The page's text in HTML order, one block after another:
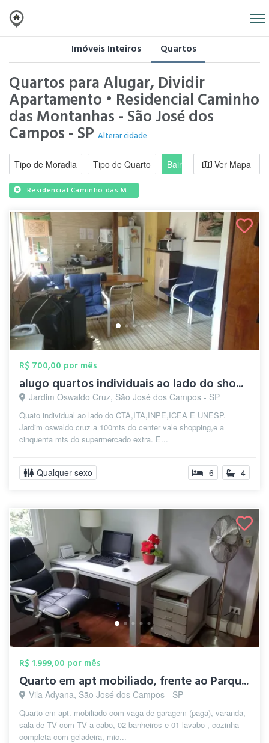
Imóveis Inteiros Quartos
Quartos para Alugar, Dividir
Apartamento • Residencial Caminho
das Montanhas - São José dos
Campos - SP Alterar cidade
Tipo de Moradia Tipo de Quarto Bairro / RegiãoVer Mapa
Residencial Caminho das M...
R$ 700,00 por mês
alugo quartos individuais ao lado do sho...
Jardim Oswaldo Cruz, São José dos Campos - SP
Quato individual ao lado do CTA,ITA,INPE,ICEA E UNESP.
Jardim oswaldo cruz a 100mts do center vale shopping,e a
cinquenta mts do supermercado extra. E...
Qualquer sexo 6 4
R$ 1.999,00 por mês
Quarto em apt mobiliado, frente ao Parqu...
Vila Adyana, São José dos Campos - SP
Quarto em apt. mobiliado com vaga de garagem (paga), varanda,
sala de TV com TV a cabo, 02 banheiros e 01 lavabo , cozinha
completa com geladeira, mic...